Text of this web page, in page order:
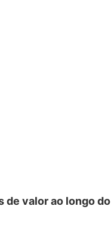
de valor ao longo do